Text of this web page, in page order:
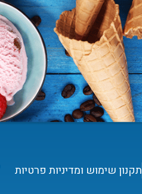
תקנון שימוש ומדיניות פרטיות